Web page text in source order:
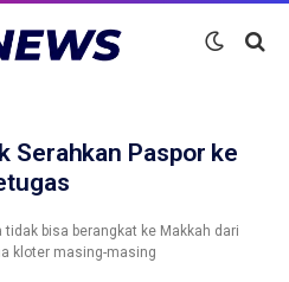
Serahkan Paspor ke
bisa berangkat ke Makkah dari
kloter masing-masing